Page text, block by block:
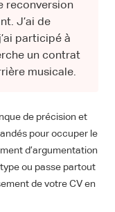
reconversion
J’ai de
participé à
un contrat
musicale.
de précision et
pour occuper le
d’argumentation
ou passe partout
de votre CV en